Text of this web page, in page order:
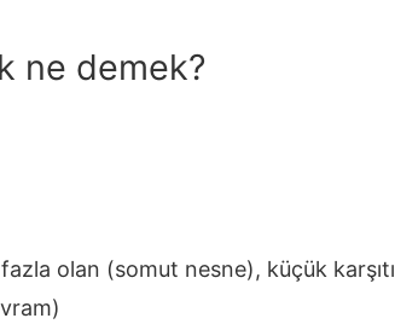
ne demek?
olan (somut nesne), küçük karşıtı